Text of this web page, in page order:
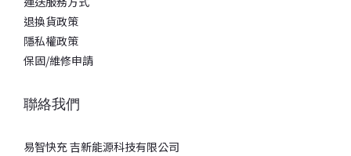
退換貨政策
隱私權政策
保固/維修申請
聯絡我們
易智快充 吉新能源科技有限公司